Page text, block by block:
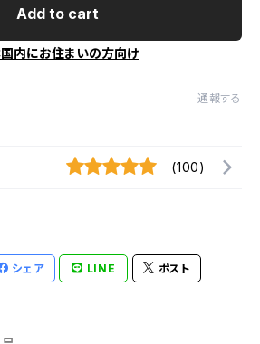
Add to cart
内にお住まいの方向け
通報する
(100)
シェア LINE ポスト